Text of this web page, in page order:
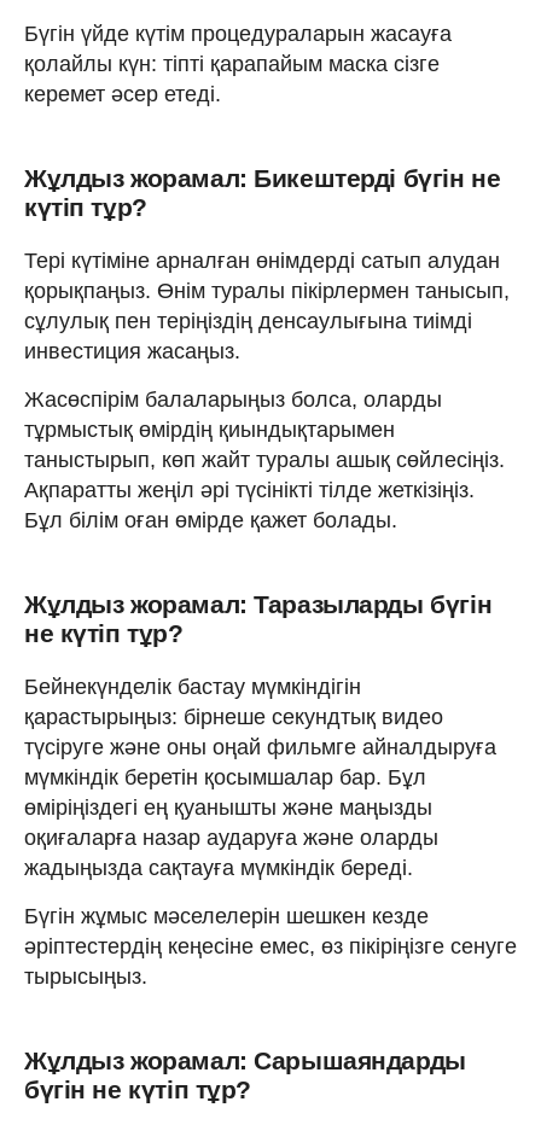
Бүгін үйде күтім процедураларын жасауға
қолайлы күн: тіпті қарапайым маска сізге
керемет әсер етеді.
Жұлдыз жорамал: Бикештерді бүгін не
күтіп тұр?
Тері күтіміне арналған өнімдерді сатып алудан
қорықпаңыз. Өнім туралы пікірлермен танысып,
сұлулық пен теріңіздің денсаулығына тиімді
инвестиция жасаңыз.
Жасөспірім балаларыңыз болса, оларды
тұрмыстық өмірдің қиындықтарымен
таныстырып, көп жайт туралы ашық сөйлесіңіз.
Ақпаратты жеңіл әрі түсінікті тілде жеткізіңіз.
Бұл білім оған өмірде қажет болады.
Жұлдыз жорамал: Таразыларды бүгін
не күтіп тұр?
Бейнекүнделік бастау мүмкіндігін
қарастырыңыз: бірнеше секундтық видео
түсіруге және оны оңай фильмге айналдыруға
мүмкіндік беретін қосымшалар бар. Бұл
өміріңіздегі ең қуанышты және маңызды
оқиғаларға назар аударуға және оларды
жадыңызда сақтауға мүмкіндік береді.
Бүгін жұмыс мәселелерін шешкен кезде
әріптестердің кеңесіне емес, өз пікіріңізге сенуге
тырысыңыз.
Жұлдыз жорамал: Сарышаяндарды
бүгін не күтіп тұр?